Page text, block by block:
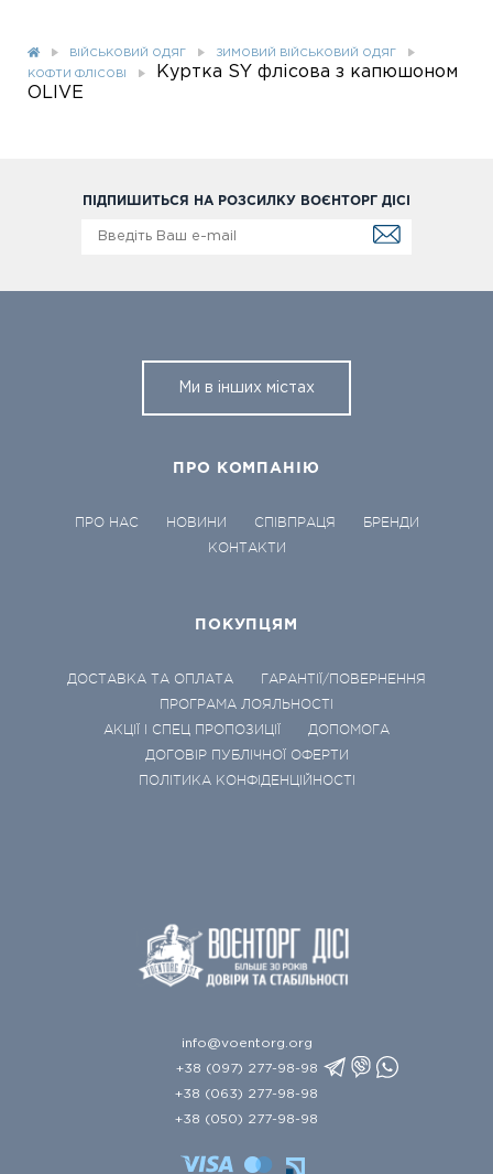
ВІЙСЬКОВИЙ ОДЯГ ЗИМОВИЙ ВІЙСЬКОВИЙ ОДЯГ
КОФТИ ФЛІСОВІ
Куртка SY флісова з капюшоном
OLIVE
ПІДПИШИТЬСЯ НА РОЗСИЛКУ ВОЄНТОРГ ДІСІ
Ми в інших містах
ПРО КОМПАНІЮ
ПРО НАС НОВИНИ СПІВПРАЦЯ
БРЕНДИ
КОНТАКТИ
ПОКУПЦЯМ
ДОСТАВКА ТА ОПЛАТА
ГАРАНТІЇ/ПОВЕРНЕННЯ
ПРОГРАМА ЛОЯЛЬНОСТІ
АКЦІЇ І СПЕЦ ПРОПОЗИЦІЇ
ДОПОМОГА
ДОГОВІР ПУБЛІЧНОЇ ОФЕРТИ
ПОЛІТИКА КОНФІДЕНЦІЙНОСТІ
info@voentorg.org
+38 (097) 277-98-98
+38 (063) 277-98-98
+38 (050) 277-98-98